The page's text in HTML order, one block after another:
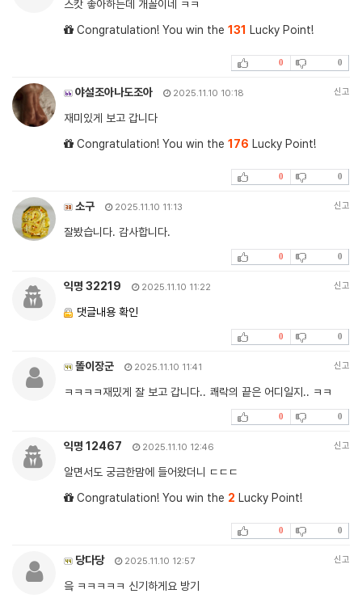
스캇 좋아하는데 개꼴이네 ㅋㅋ
Congratulation! You win the 131 Lucky Point!
0 0
야설조아나도조아 2025.11.10 10:18 신고
재미있게 보고 갑니다
Congratulation! You win the 176 Lucky Point!
0 0
소구 2025.11.10 11:13 신고
잘봤습니다. 감사합니다.
0 0
익명 32219 2025.11.10 11:22 신고
댓글내용 확인
0 0
똘이장군 2025.11.10 11:41 신고
ㅋㅋㅋㅋ재밌게 잘 보고 갑니다.. 쾌락의 끝은 어디일지.. ㅋㅋ
0 0
익명 12467 2025.11.10 12:46 신고
알면서도 궁금한맘에 들어왔더니 ㄷㄷㄷ
Congratulation! You win the 2 Lucky Point!
0 0
당다당 2025.11.10 12:57 신고
읔 ㅋㅋㅋㅋㅋ 신기하게요 방기